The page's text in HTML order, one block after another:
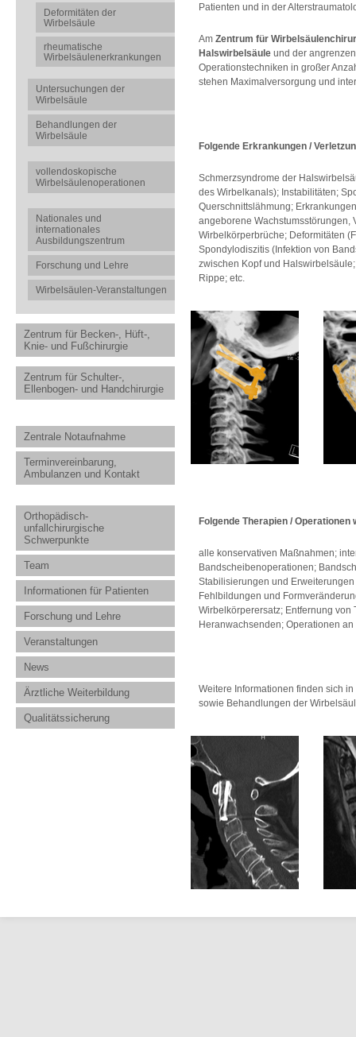
Deformitäten der
Wirbelsäule
rheumatische
Wirbelsäulenerkrankungen
Untersuchungen der
Wirbelsäule
Behandlungen der
Wirbelsäule
vollendoskopische
Wirbelsäulenoperationen
Nationales und
internationales
Ausbildungszentrum
Forschung und Lehre
Wirbelsäulen-Veranstaltungen
Zentrum für Becken-, Hüft-,
Knie- und Fußchirurgie
Zentrum für Schulter-,
Ellenbogen- und Handchirurgie
Zentrale Notaufnahme
Terminvereinbarung,
Ambulanzen und Kontakt
Orthopädisch-
unfallchirurgische
Schwerpunkte
Team
Informationen für Patienten
Forschung und Lehre
Veranstaltungen
News
Ärztliche Weiterbildung
Qualitätssicherung
Patienten und in der
Am Zentrum für
Halswirbelsäule und der
Operationstechniken in großer
stehen Maximalversorgung und
Folgende Erkrankungen /
Schmerzsyndrome der
des Wirbelkanals); Instabilitäten;
Querschnittslähmung;
angeborene Wachstumsstörungen,
Wirbelkörperbrüche; Deformitäten
Spondylodiszitis (Infektion von
zwischen Kopf und
Rippe; etc.
Folgende Therapien /
alle konservativen Maßnahmen;
Bandscheibenoperationen;
Stabilisierungen und
Fehlbildungen und
Wirbelkörperersatz; Entfernung
Heranwachsenden; Operationen
Weitere Informationen finden sich
sowie Behandlungen der